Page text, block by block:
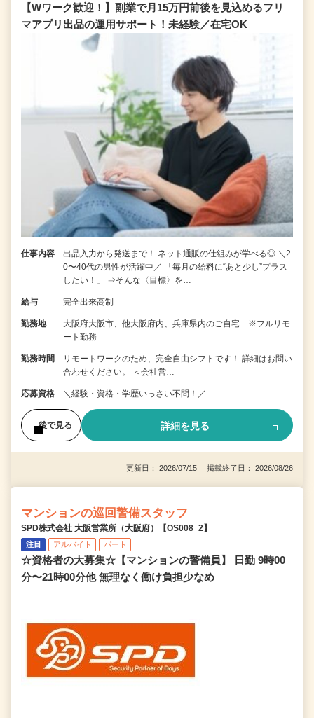
【Wワーク歓迎！】副業で月15万円前後を見込めるフリ
マアプリ出品の運用サポート！未経験／在宅OK
仕事内容
出品入力から発送まで！ ネット通販の仕組みが学べる◎ ＼2
0〜40代の男性が活躍中／ 「毎月の給料に“あと少し”プラス
したい！」 ⇒そんな〈目標〉を…
給与 完全出来高制
勤務地
大阪府大阪市、他大阪府内、兵庫県内のご自宅 ※フルリモ
ート勤務
勤務時間
リモートワークのため、完全自由シフトです！ 詳細はお問い
合わせください。 ＜会社営…
応募資格 ＼経験・資格・学歴いっさい不問！／
後で見る 詳細を見る
更新日： 2026/07/15 掲載終了日： 2026/08/26
マンションの巡回警備スタッフ
SPD株式会社 大阪営業所（大阪府）【OS008_2】
注目 アルバイト パート
☆資格者の大募集☆【マンションの警備員】 日勤 9時00
分〜21時00分他 無理なく働け負担少なめ